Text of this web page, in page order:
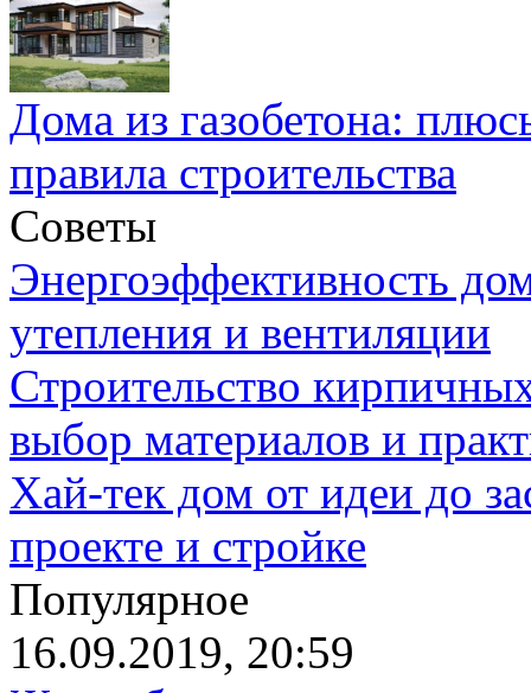
Дома из газобетона:
правила строительства
Советы
Энергоэффективность
утепления и вентиляции
Строительство
выбор материалов и
Хай-тек дом от идеи до
проекте и стройке
Популярное
16.09.2019, 20:59